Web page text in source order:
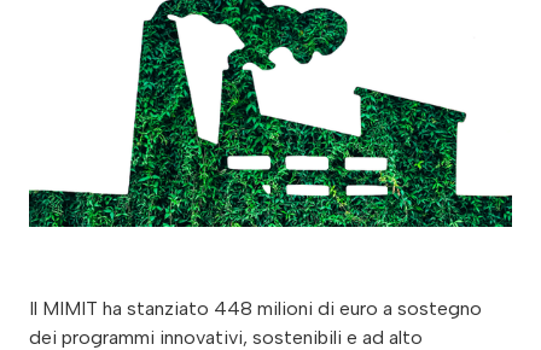
Il MIMIT ha stanziato 448 milioni di euro a sostegno
dei programmi innovativi, sostenibili e ad alto